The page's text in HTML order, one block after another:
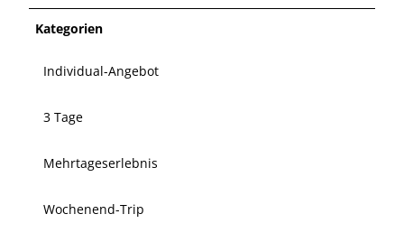
Kategorien
Individual-Angebot
3 Tage
Mehrtageserlebnis
Wochenend-Trip